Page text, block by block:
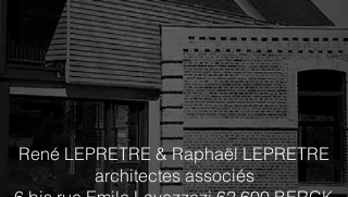
René LEPRETRE & Raphaël LEPRETRE
architectes associés